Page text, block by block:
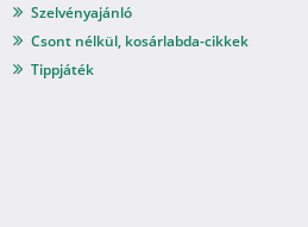
Szelvényajánló
Csont nélkül, kosárlabda-cikkek
Tippjáték